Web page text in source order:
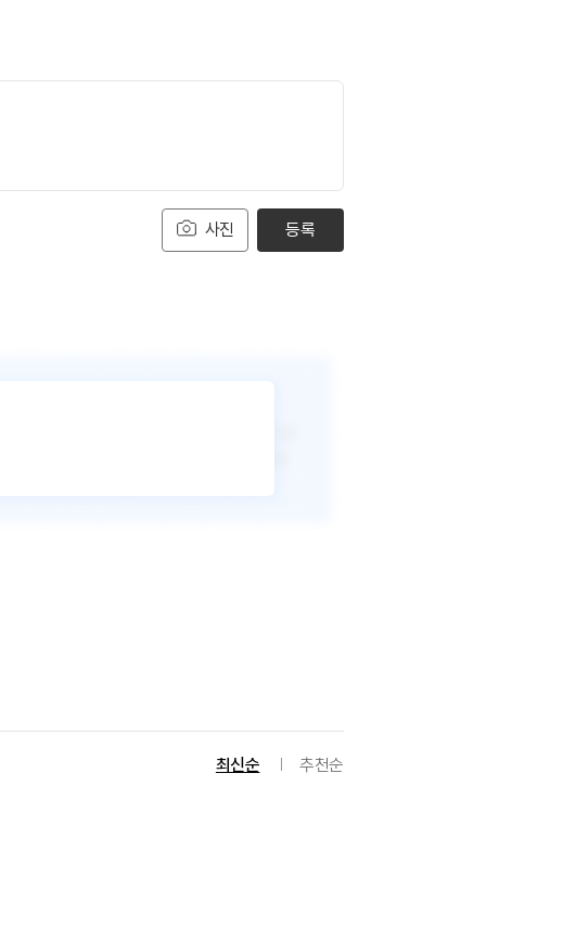
사진 등록
최신순 추천순